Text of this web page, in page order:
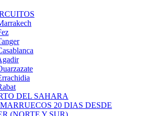
DEL SAHARA
20 DIAS DESDE
(NORTE Y SUR)